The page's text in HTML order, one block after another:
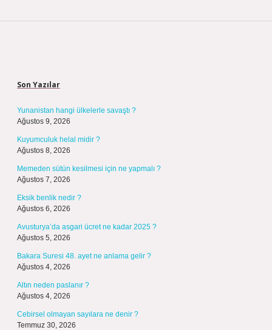
Son Yazılar
Yunanistan hangi ülkelerle savaştı ?
Ağustos 9, 2026
Kuyumculuk helal midir ?
Ağustos 8, 2026
Memeden sütün kesilmesi için ne yapmalı ?
Ağustos 7, 2026
Eksik benlik nedir ?
Ağustos 6, 2026
Avusturya’da asgari ücret ne kadar 2025 ?
Ağustos 5, 2026
Bakara Suresi 48. ayet ne anlama gelir ?
Ağustos 4, 2026
Altın neden paslanır ?
Ağustos 4, 2026
Cebirsel olmayan sayılara ne denir ?
Temmuz 30, 2026